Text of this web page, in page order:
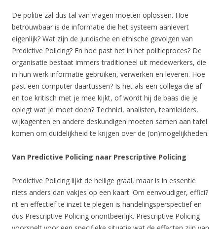
De politie zal dus tal van vragen moeten oplossen. Hoe
betrouwbaar is de informatie die het systeem aanlevert
eigenlijk? Wat zijn de juridische en ethische gevolgen van
Predictive Policing? En hoe past het in het politieproces? De
organisatie bestaat immers traditioneel uit medewerkers, die
in hun werk informatie gebruiken, verwerken en leveren. Hoe
past een computer daartussen? Is het als een collega die af
en toe kritisch met je mee kijkt, of wordt hij de baas die je
oplegt wat je moet doen? Technici, analisten, teamleiders,
wijkagenten en andere deskundigen moeten samen aan tafel
komen om duidelijkheid te krijgen over de (on)mogelijkheden.
Van Predictive Policing naar Prescriptive Policing
Predictive Policing lijkt de heilige graal, maar is in essentie
niets anders dan vakjes op een kaart. Om eenvoudiger, effici?
nt en effectief te inzet te plegen is handelingsperspectief en
dus Prescriptive Policing onontbeerlijk. Prescriptive Policing